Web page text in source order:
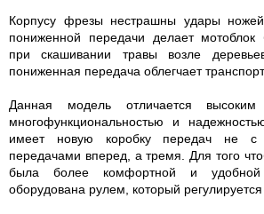
Корпусу фрезы нестрашны удары
пониженной передачи делает
при cкашивании травы возле
пониженная передача облегчает
Данная модель отличается высоким
многофункциональностью и
имеет новую коробку передач не с
передачами вперед, а тремя. Для того
была более комфортной и удобной
оборудована рулем, который регулируется